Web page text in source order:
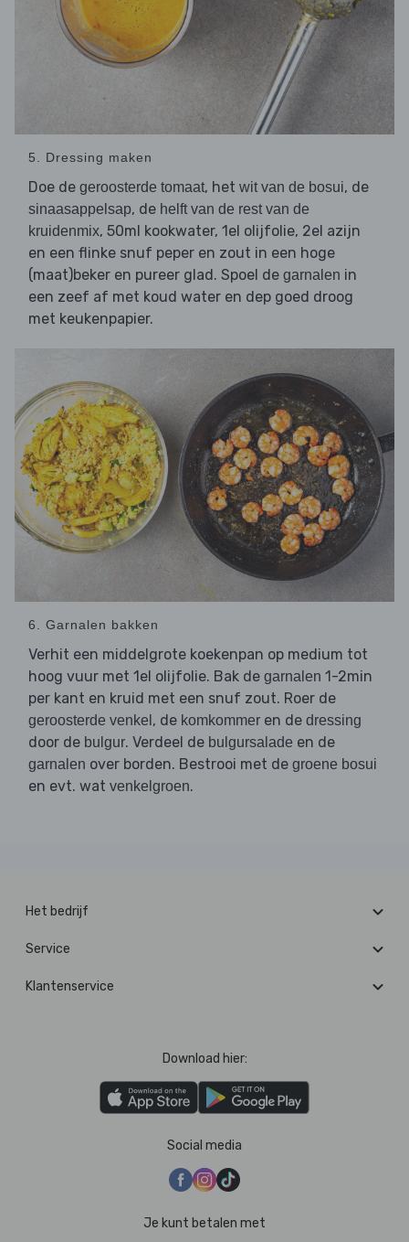
5. Dressing maken
Doe de geroosterde tomaat, het wit van de bosui, de
sinaasappelsap, de helft van de rest van de
kruidenmix, 50ml kookwater, 1el olijfolie, 2el azijn
en een flinke snuf peper en zout in een hoge
(maat)beker en pureer glad. Spoel de garnalen in
een zeef af met koud water en dep goed droog
met keukenpapier.
6. Garnalen bakken
Verhit een middelgrote koekenpan op medium tot
hoog vuur met 1el olijfolie. Bak de garnalen 1-2min
per kant en kruid met een snuf zout. Roer de
geroosterde venkel , de komkommer en de dressing
door de bulgur. Verdeel de bulgursalade en de
garnalen over borden. Bestrooi met de groene bosui
en evt. wat venkelgroen.
Het bedrijf
Service
Klantenservice
Download hier:
Social media
Je kunt betalen met